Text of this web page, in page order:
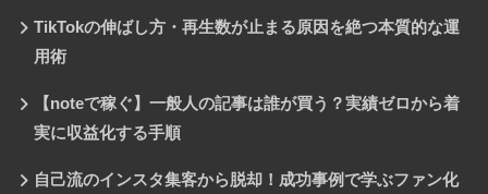
TikTokの伸ばし方・再生数が止まる原因を絶つ本質的な運
用術
【noteで稼ぐ】一般人の記事は誰が買う？実績ゼロから着
実に収益化する手順
自己流のインスタ集客から脱却！成功事例で学ぶファン化